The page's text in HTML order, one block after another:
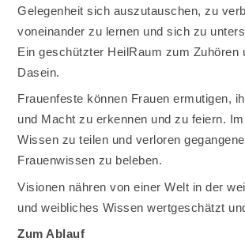
Gelegenheit sich auszutauschen, zu
voneinander zu lernen und sich zu
Ein geschützter HeilRaum zum Zuhören
Dasein.
Frauenfeste können Frauen ermutigen,
und Macht zu erkennen und zu feiern.
Wissen zu teilen und verloren
Frauenwissen zu beleben.
Visionen nähren von einer Welt in der
und weibliches Wissen wertgeschätzt
Zum Ablauf